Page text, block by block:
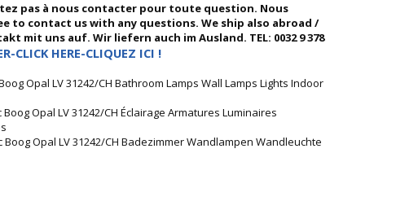
pas à nous contacter pour toute question. Nous
to contact us with any questions. We ship also abroad /
mit uns auf. Wir liefern auch im Ausland. TEL: 0032 9 378
CLICK HERE-CLIQUEZ ICI !
Opal LV 31242/CH Bathroom Lamps Wall Lamps Lights Indoor
Opal LV 31242/CH Éclairage Armatures Luminaires
Opal LV 31242/CH Badezimmer Wandlampen Wandleuchte